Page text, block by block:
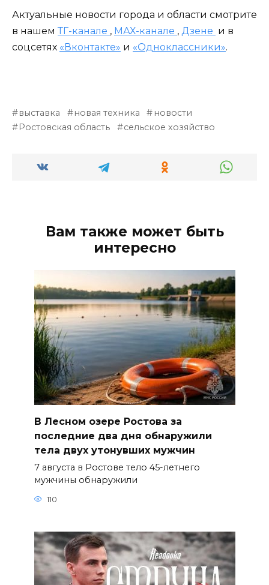
Актуальные новости города и области смотрите
в нашем ТГ-канале , МАХ-канале , Дзене и в
соцсетях «Вконтакте» и «Одноклассники».
выставка новая техника
новости
Ростовская область
сельское хозяйство
Вам также может быть
интересно
В Лесном озере Ростова за
последние два дня обнаружили
тела двух утонувших мужчин
7 августа в Ростове тело 45-летнего
мужчины обнаружили
110